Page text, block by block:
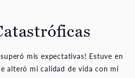
mis expectativas! Estuve en
los grupos de abogados no harían
su reclamo o representar a sus